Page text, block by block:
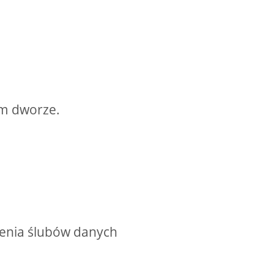
dworze.
ślubów danych